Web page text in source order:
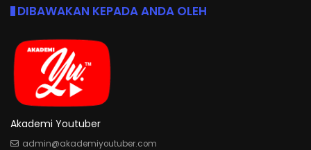
DIBAWAKAN KEPADA ANDA OLEH
Akademi Youtuber
admin@akademiyoutuber.com